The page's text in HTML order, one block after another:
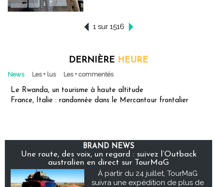
1 sur 1516
DERNIÈRE HEURE
News Les + lus Les + commentés
Le Rwanda, un tourisme à haute altitude
France, Italie : randonnée dans le Mercantour frontalier
BRAND NEWS
Une route, des voix, un regard : suivez l’Outback
australien en direct sur TourMaG
À partir du 24 juillet, TourMaG
suivra une expédition de plus de